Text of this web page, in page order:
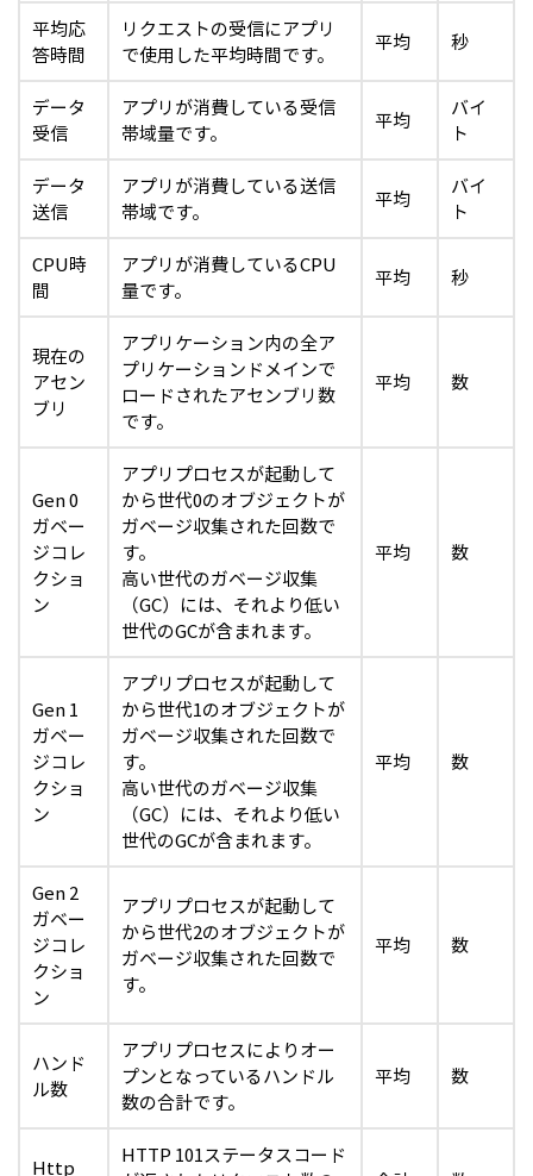
平均応
答時間
リクエストの受信にアプリ
で使用した平均時間です。
平均 秒
データ
受信
アプリが消費している受信
帯域量です。
平均
バイ
ト
データ
送信
アプリが消費している送信
帯域です。
平均
バイ
ト
CPU時
間
アプリが消費しているCPU
量です。
平均 秒
現在の
アセン
ブリ
アプリケーション内の全ア
プリケーションドメインで
ロードされたアセンブリ数
です。
平均 数
Gen 0
ガベー
ジコレ
クショ
ン
アプリプロセスが起動して
から世代0のオブジェクトが
ガベージ収集された回数で
す。
高い世代のガベージ収集
（GC）には、それより低い
世代のGCが含まれます。
平均 数
Gen 1
ガベー
ジコレ
クショ
ン
アプリプロセスが起動して
から世代1のオブジェクトが
ガベージ収集された回数で
す。
高い世代のガベージ収集
（GC）には、それより低い
世代のGCが含まれます。
平均 数
Gen 2
ガベー
ジコレ
クショ
ン
アプリプロセスが起動して
から世代2のオブジェクトが
ガベージ収集された回数で
す。
平均 数
ハンド
ル数
アプリプロセスによりオー
プンとなっているハンドル
数の合計です。
平均 数
Http
HTTP 101ステータスコード